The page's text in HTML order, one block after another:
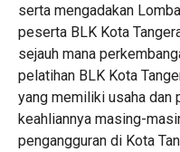
serta mengadakan
peserta BLK Kota
sejauh mana
pelatihan BLK Kota
yang memiliki usaha dan
keahliannya masing-
pengangguran di Kota